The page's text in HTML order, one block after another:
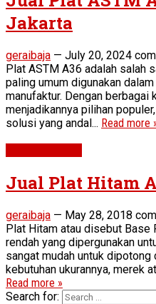
Jakarta
geraibaja — July 20, 2024
Plat ASTM A36 adalah salah
paling umum digunakan
manufaktur. Dengan berbagai
menjadikannya pilihan
solusi yang andal... Read more
Jual Plat Hitam
geraibaja — May 28, 2018
Plat Hitam atau disebut Base
rendah yang dipergunakan
sangat mudah untuk
kebutuhan ukurannya, merek
Read more »
Search for: